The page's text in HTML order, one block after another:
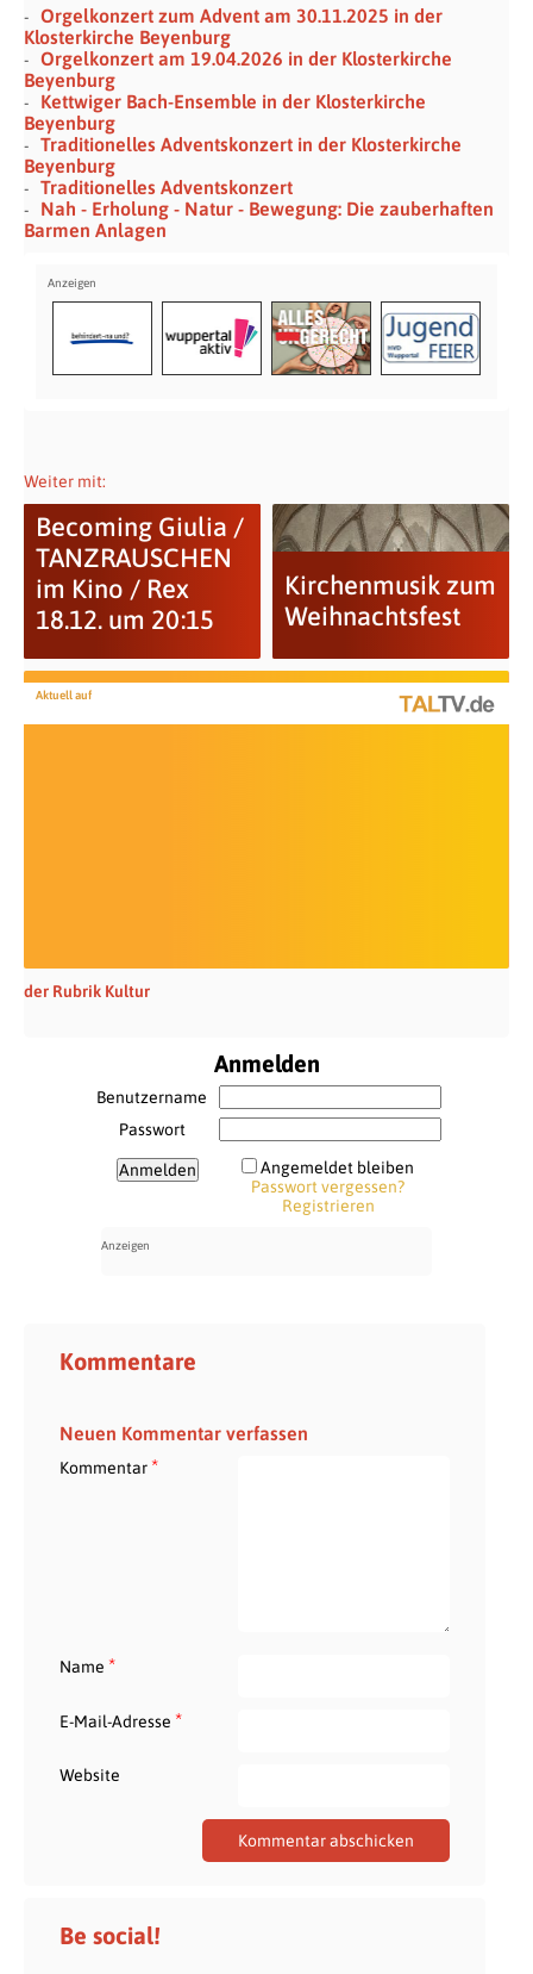
Orgelkonzert zum Advent am 30.11.2025 in der
Klosterkirche Beyenburg
Orgelkonzert am 19.04.2026 in der Klosterkirche
Beyenburg
Kettwiger Bach-Ensemble in der Klosterkirche
Beyenburg
Traditionelles Adventskonzert in der Klosterkirche
Beyenburg
Traditionelles Adventskonzert
Nah - Erholung - Natur - Bewegung: Die zauberhaften
Barmen Anlagen
Weiter mit:
Becoming Giulia /
TANZRAUSCHEN
im Kino / Rex
18.12. um 20:15
Kirchenmusik zum
Weihnachtsfest
Aktuell auf
der Rubrik Kultur
Anmelden
Benutzername
Passwort
Angemeldet bleiben
Passwort vergessen?
Registrieren
Kommentare
Neuen Kommentar verfassen
Kommentar*
Name *
E-Mail-Adresse *
Website
Be social!